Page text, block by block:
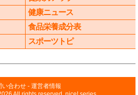
健康ニュース
食品栄養成分表
スポーツトピ
い合わせ - 運営者情報